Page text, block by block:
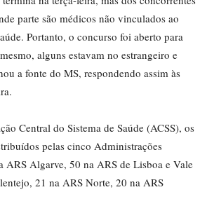
parte são médicos não vinculados ao
Portanto, o concurso foi aberto para
alguns estavam no estrangeiro e
a fonte do MS, respondendo assim às
Central do Sistema de Saúde (ACSS), os
pelas cinco Administrações
ARS Algarve, 50 na ARS de Lisboa e Vale
21 na ARS Norte, 20 na ARS